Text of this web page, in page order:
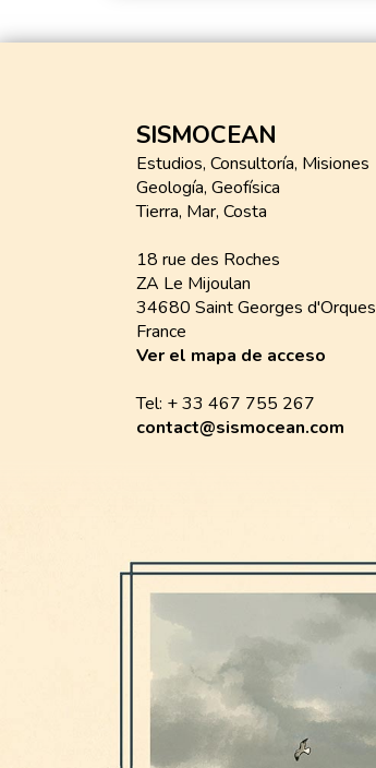
SISMOCEAN
Estudios, Consultoría, Misiones
Geología, Geofísica
Tierra, Mar, Costa
18 rue des Roches
ZA Le Mijoulan
34680 Saint Georges d'Orques
France
Ver el mapa de acceso
Tel: + 33 467 755 267
contact@sismocean.com